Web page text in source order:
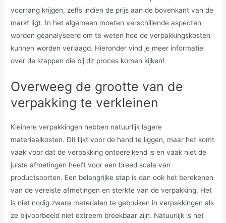
voorrang krijgen, zelfs indien de prijs aan de bovenkant van de
markt ligt. In het algemeen moeten verschillende aspecten
worden geanalyseerd om te weten hoe de verpakkingskosten
kunnen worden verlaagd. Hieronder vind je meer informatie
over de stappen die bij dit proces komen kijken!
Overweeg de grootte van de
verpakking te verkleinen
Kleinere verpakkingen hebben natuurlijk lagere
materiaalkosten. Dit lijkt voor de hand te liggen, maar het komt
vaak voor dat de verpakking ontoereikend is en vaak niet de
juiste afmetingen heeft voor een breed scala van
productsoorten. Een belangrijke stap is dan ook het berekenen
van de vereiste afmetingen en sterkte van de verpakking. Het
is niet nodig zware materialen te gebruiken in verpakkingen als
ze bijvoorbeeld niet extreem breekbaar zijn. Natuurlijk is het